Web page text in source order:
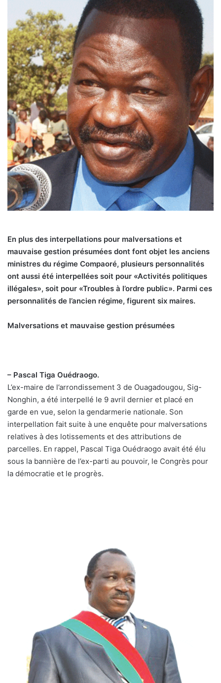
En plus des interpellations pour malversations et
mauvaise gestion présumées dont font objet les anciens
ministres du régime Compaoré, plusieurs personnalités
ont aussi été interpellées soit pour «Activités politiques
illégales», soit pour «Troubles à l’ordre public». Parmi ces
personnalités de l’ancien régime, figurent six maires.
Malversations et mauvaise gestion présumées
– Pascal Tiga Ouédraogo.
L’ex-maire de l’arrondissement 3 de Ouagadougou, Sig-
Nonghin, a été interpellé le 9 avril dernier et placé en
garde en vue, selon la gendarmerie nationale. Son
interpellation fait suite à une enquête pour malversations
relatives à des lotissements et des attributions de
parcelles. En rappel, Pascal Tiga Ouédraogo avait été élu
sous la bannière de l’ex-parti au pouvoir, le Congrès pour
la démocratie et le progrès.